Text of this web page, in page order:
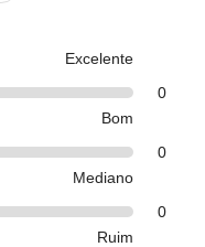
Excelente
0
Bom
0
Mediano
0
Ruim